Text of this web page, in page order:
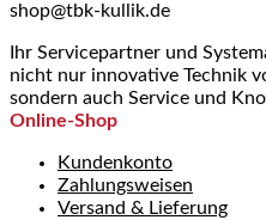
shop@tbk-kullik.de
Ihr Servicepartner und
nicht nur innovative Technik
sondern auch Service und
Online-Shop
Kundenkonto
Zahlungsweisen
Versand & Lieferung